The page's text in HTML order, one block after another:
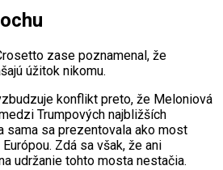
zase poznamenal, že
úžitok nikomu.
konflikt preto, že Meloniová
Trumpových najbližších
sama sa prezentovala ako most
Európou. Zdá sa však, že ani
udržanie tohto mosta nestačia.